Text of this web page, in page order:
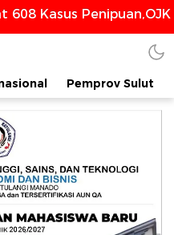
Kasus Penipuan,OJK
Pemprov Sulut